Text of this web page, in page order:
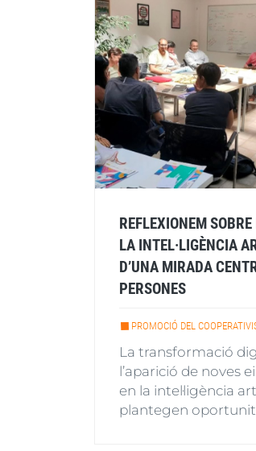
REFLEXIONEM SOBRE
LA INTEL·LIGÈNCIA
D’UNA MIRADA
PERSONES
PROMOCIÓ DEL
La transformació
l’aparició de noves
en la intel·ligència
plantegen